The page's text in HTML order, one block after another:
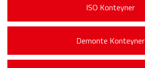
ISO Konteyner
Demonte Konteyner